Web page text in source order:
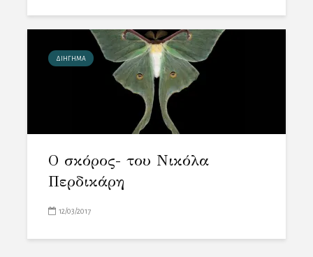
ΔΙΗΓΗΜΑ
Ο σκόρος- του Νικόλα
Περδικάρη
12/03/2017